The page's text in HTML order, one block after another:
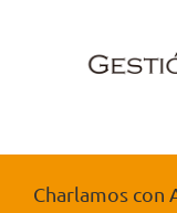
Charlamos con